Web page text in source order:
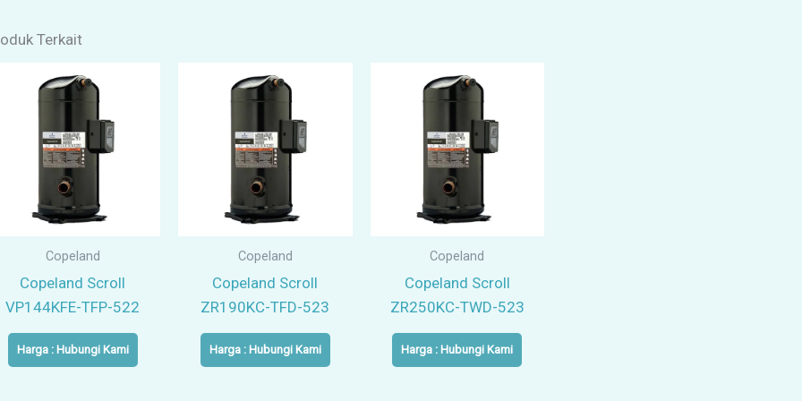
Terkait
Copeland
Copeland Scroll
VP144KFE-TFP-522
Harga : Hubungi Kami
Copeland
Copeland Scroll
ZR190KC-TFD-523
Harga : Hubungi Kami
Copeland
Copeland Scroll
ZR250KC-TWD-523
Harga : Hubungi Kami